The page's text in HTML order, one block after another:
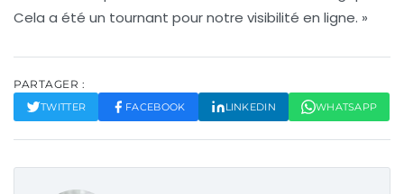
Cela a été un tournant pour notre visibilité en ligne. »
PARTAGER :
TWITTER FACEBOOK LINKEDIN WHATSAPP